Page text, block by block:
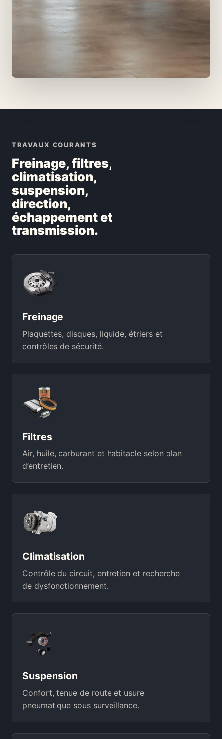
TRAVAUX COURANTS
Freinage, filtres,
climatisation,
suspension,
direction,
échappement et
transmission.
Freinage
Plaquettes, disques, liquide, étriers et
contrôles de sécurité.
Filtres
Air, huile, carburant et habitacle selon plan
d’entretien.
Climatisation
Contrôle du circuit, entretien et recherche
de dysfonctionnement.
Suspension
Confort, tenue de route et usure
pneumatique sous surveillance.